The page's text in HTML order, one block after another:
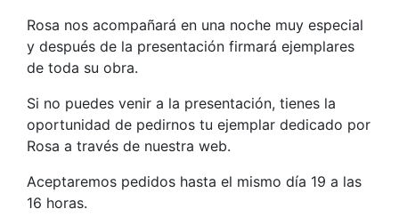
Rosa nos acompañará en una noche muy especial
y después de la presentación firmará ejemplares
de toda su obra.
Si no puedes venir a la presentación, tienes la
oportunidad de pedirnos tu ejemplar dedicado por
Rosa a través de nuestra web.
Aceptaremos pedidos hasta el mismo día 19 a las
16 horas.